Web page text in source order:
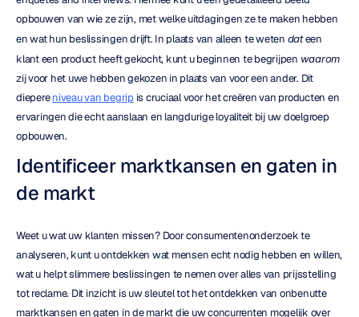
opbouwen van wie ze zijn, met welke uitdagingen ze te maken hebben
en wat hun beslissingen drijft. In plaats van alleen te weten dat een
klant een product heeft gekocht, kunt u beginnen te begrijpen waarom
zij voor het uwe hebben gekozen in plaats van voor een ander. Dit
diepere niveau van begrip is cruciaal voor het creëren van producten en
ervaringen die echt aanslaan en langdurige loyaliteit bij uw doelgroep
opbouwen.
Identificeer marktkansen en gaten in
de markt
Weet u wat uw klanten missen? Door consumentenonderzoek te
analyseren, kunt u ontdekken wat mensen echt nodig hebben en willen,
wat u helpt slimmere beslissingen te nemen over alles van prijsstelling
tot reclame. Dit inzicht is uw sleutel tot het ontdekken van onbenutte
marktkansen en gaten in de markt die uw concurrenten mogelijk over